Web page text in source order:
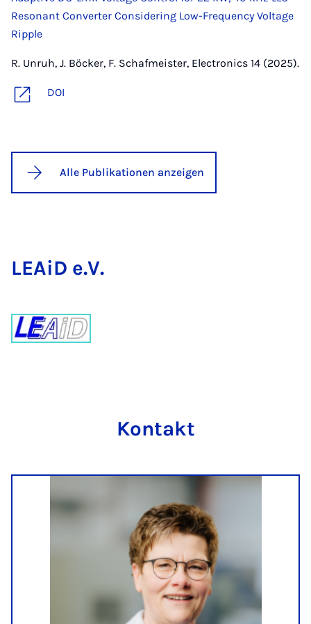
Resonant Converter Considering Low-Frequency Voltage
Ripple
R. Unruh, J. Böcker, F. Schafmeister, Electronics 14 (2025).
DOI
Alle Publikationen anzeigen
LEAiD e.V.
Kon­takt